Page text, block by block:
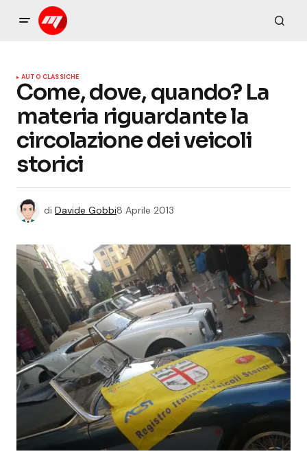
AUTO CLASSICHE
Come, dove, quando? La
materia riguardante la
circolazione dei veicoli
storici
di Davide Gobbi8 Aprile 2013